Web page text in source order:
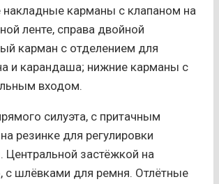
накладные карманы с клапаном на
ленте, справа двойной
карман с отделением для
и карандаша; нижние карманы с
входом.
силуэта, с притачным
резинке для регулировки
Центральной застёжкой на
с шлёвками для ремня. Отлётные